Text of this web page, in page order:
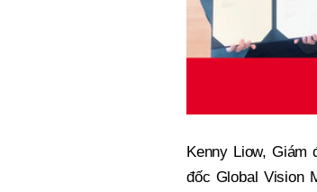
Kenny Liow, Giám
đốc Global Vision